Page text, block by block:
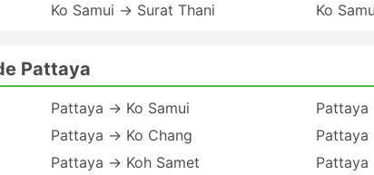
Ko Samui → Surat Thani
Ko
Pattaya
Pattaya → Ko Samui
Pattaya → Ko Chang
Pattaya → Koh Samet